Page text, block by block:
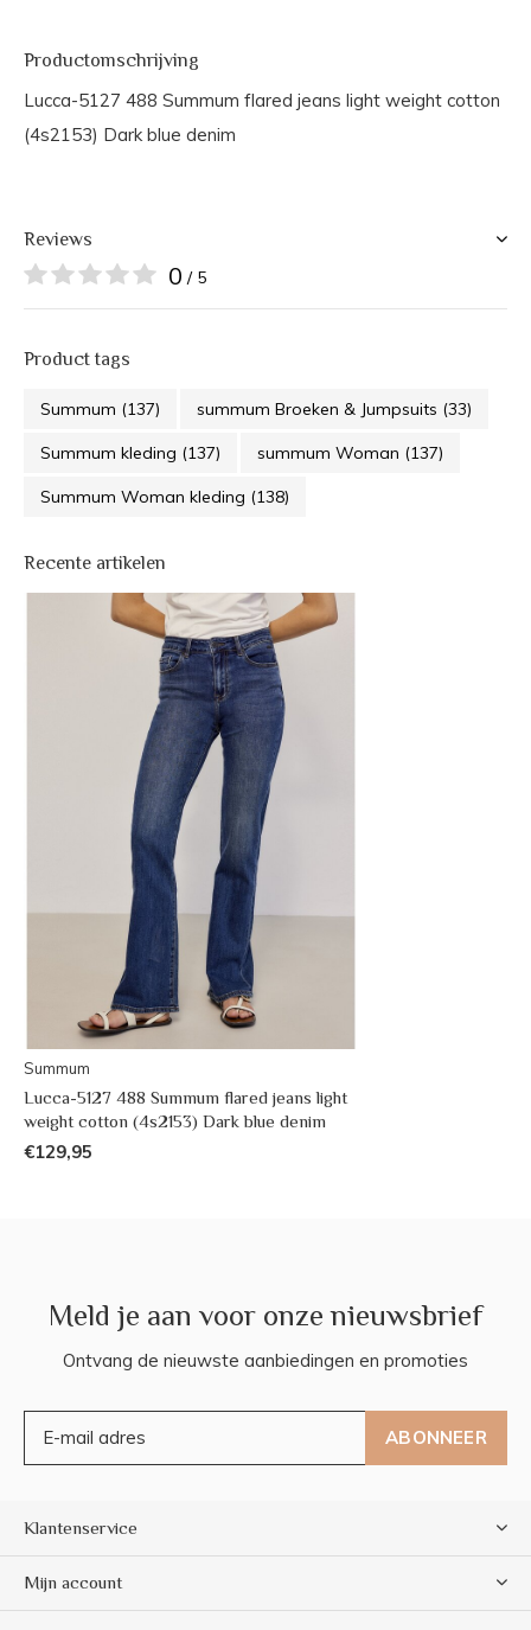
Productomschrijving
Lucca-5127 488 Summum flared jeans light weight cotton
(4s2153) Dark blue denim
Reviews
0 / 5
Product tags
Summum (137) summum Broeken & Jumpsuits (33)
Summum kleding (137) summum Woman (137)
Summum Woman kleding (138)
Recente artikelen
Summum
Lucca-5127 488 Summum flared jeans light
weight cotton (4s2153) Dark blue denim
€129,95
Meld je aan voor onze nieuwsbrief
Ontvang de nieuwste aanbiedingen en promoties
ABONNEER
Klantenservice
Mijn account